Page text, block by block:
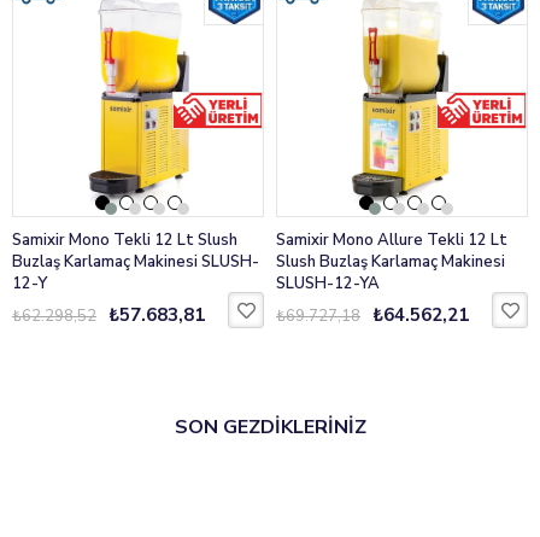
Samixir Mono Tekli 12 Lt Slush
Buzlaş Karlamaç Makinesi SLUSH-
12-Y
₺57.683,81
₺62.298,52
Samixir Mono Allure Tekli 12 Lt
Slush Buzlaş Karlamaç Makinesi
SLUSH-12-YA
₺64.562,21
₺69.727,18
SON GEZDİKLERİNİZ